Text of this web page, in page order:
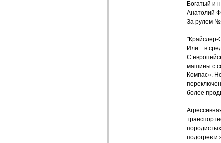
Богатый и
Анатолий
За рулем
"Крайслер-
Или... в
С
машины с
Компас».
более
подогрев и